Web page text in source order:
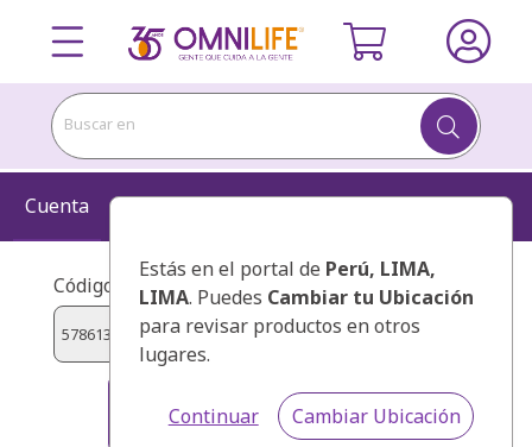
Buscar en
Estás en el portal de Perú, LIMA,
LIMA. Puedes Cambiar tu Ubicación
para revisar productos en otros
lugares.
Continuar Cambiar Ubicación
Cuenta Información Kit Confirmar
Código de presentador:
ALONZO EL FATAYRI FADUA
STHEFANY